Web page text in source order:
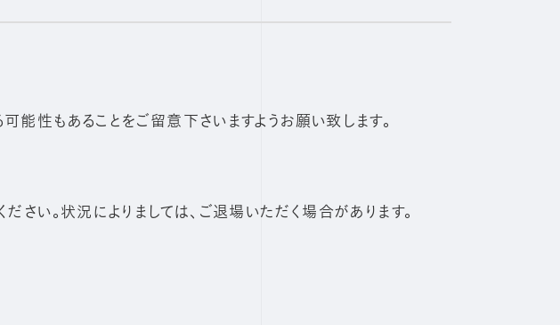
性もあることをご留意下さいますようお願い致します。
い。状況によりましては、ご退場いただく場合があります。